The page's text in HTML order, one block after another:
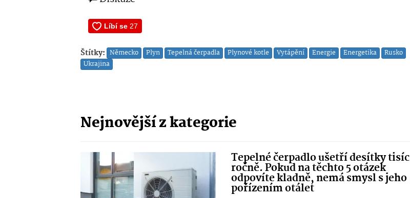
Štítky: Německo Plyn Tepelná čerpadla Plynové kotle Vytápění Energie Energetika
Rusko
Ukrajina
Nejnovější z kategorie
Tepelné čerpadlo ušetří desítky tisíc
ročně. Pokud na těchto 5 otázek
odpovíte kladně, nemá smysl s jeho
pořízením otálet